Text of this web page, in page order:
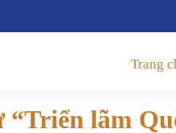
Trang
lãm